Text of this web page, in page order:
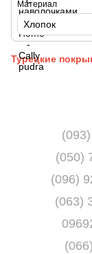
Турецкие
Материал
Хлопок
(050)
(096)
(063)